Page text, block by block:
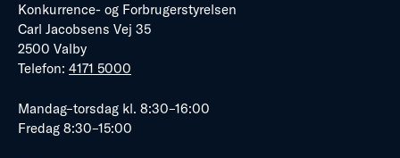
Konkurrence- og Forbrugerstyrelsen
Carl Jacobsens Vej 35
2500 Valby
Telefon: 4171 5000
Mandag–torsdag kl. 8:30–16:00
Fredag 8:30–15:00